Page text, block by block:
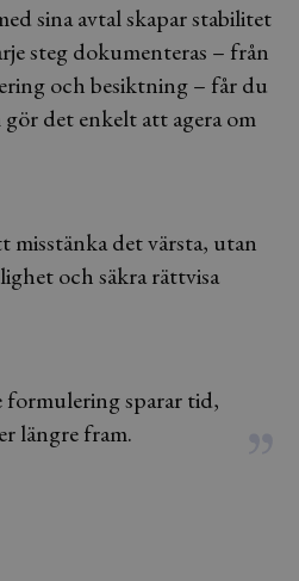
sina avtal skapar stabilitet
steg dokumenteras – från
och besiktning – får du
det enkelt att agera om
misstänka det värsta, utan
och säkra rättvisa
sparar tid,
längre fram.